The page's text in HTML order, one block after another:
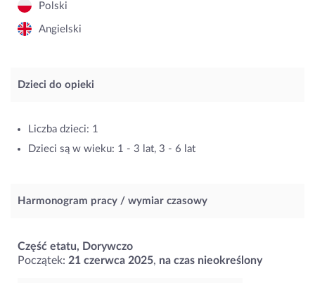
Polski
Angielski
Dzieci do opieki
Liczba dzieci: 1
Dzieci są w wieku: 1 - 3 lat, 3 - 6 lat
Harmonogram pracy / wymiar czasowy
Część etatu, Dorywczo
Początek: 21 czerwca 2025, na czas nieokreślony